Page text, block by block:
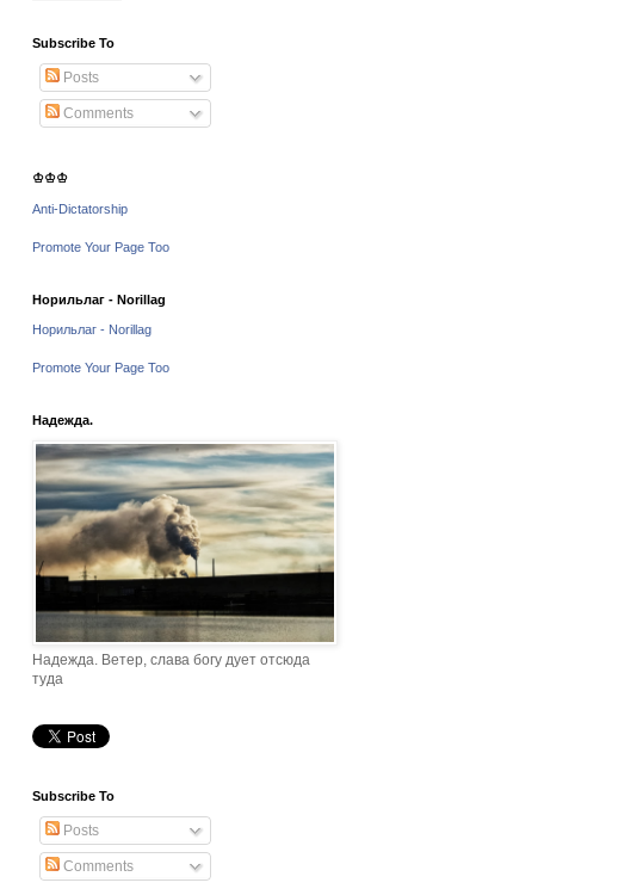
Subscribe To
Posts
Comments
♔♔♔
Anti-Dictatorship
Promote Your Page Too
Норильлаг - Norillag
Норильлаг - Norillag
Promote Your Page Too
Надежда.
Надежда. Ветер, слава богу дует отсюда
туда
Subscribe To
Posts
Comments